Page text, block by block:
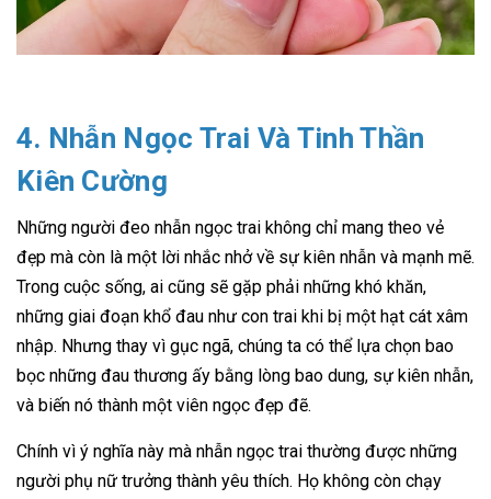
4. Nhẫn Ngọc Trai Và Tinh Thần
Kiên Cường
Những người đeo nhẫn ngọc trai không chỉ mang theo vẻ
đẹp mà còn là một lời nhắc nhở về sự kiên nhẫn và mạnh mẽ.
Trong cuộc sống, ai cũng sẽ gặp phải những khó khăn,
những giai đoạn khổ đau như con trai khi bị một hạt cát xâm
nhập. Nhưng thay vì gục ngã, chúng ta có thể lựa chọn bao
bọc những đau thương ấy bằng lòng bao dung, sự kiên nhẫn,
và biến nó thành một viên ngọc đẹp đẽ.
Chính vì ý nghĩa này mà nhẫn ngọc trai thường được những
người phụ nữ trưởng thành yêu thích. Họ không còn chạy